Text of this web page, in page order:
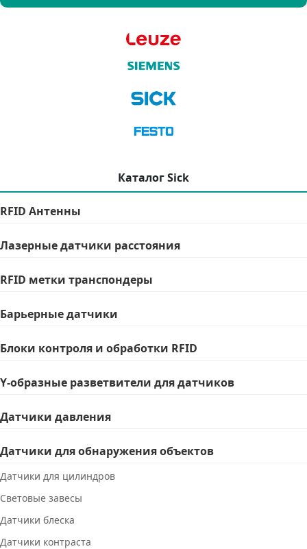
Каталог Sick
RFID Антенны
Лазерные датчики расстояния
RFID метки транспондеры
Барьерные датчики
Блоки контроля и обработки RFID
Y-образные разветвители для датчиков
Датчики давления
Датчики для обнаружения объектов
Датчики для цилиндров
Световые завесы
Датчики блеска
Датчики контраста